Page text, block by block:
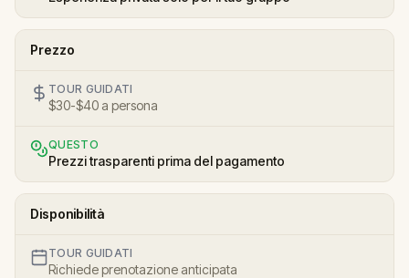
Prezzo
TOUR GUIDATI
$30-$40 a persona
QUESTO
Prezzi trasparenti prima del pagamento
Disponibilità
TOUR GUIDATI
Richiede prenotazione anticipata